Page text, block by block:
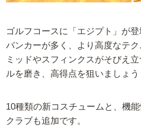
ゴルフコースに「エジプト」が登
バンカーが多く、より高度なテ
ミッドやスフィンクスがそびえ
ルを磨き、高得点を狙いましょう
10種類の新コスチュームと、機
クラブも追加です。